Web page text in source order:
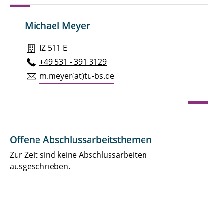
Dr. Timo Strohmann
Dr. Hermann Berger
Michael Meyer
IZ 511 E
+49 531 - 391 3129
m.​meyer(at)tu-​bs.​de
Offene Abschlussarbeitsthemen
Zur Zeit sind keine Abschlussarbeiten
ausgeschrieben.